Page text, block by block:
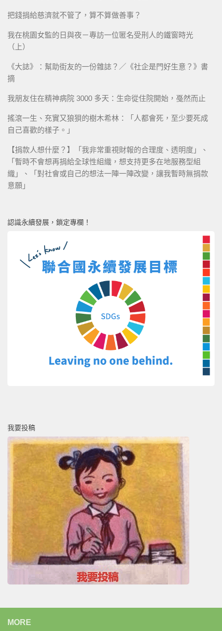
把錢捐給慈濟就不管了，算不算做善事？
我在桃園女監的日與夜－專訪一位匿名受刑人的鐵窗時光
（上）
《大誌》：幫助街友的一份雜誌？／《社企是門好生意？》書
摘
我朋友住在精神病院 3000 多天：生命從住院開始，戞然而止
搖滾一生、充實又狼狽的樹木希林：「人都會死，至少要死成
自己喜歡的樣子。」
【捐款人想什麼？】「我非常重視財報的合理度、透明度」、
「暫時不會想再捐給全球性組織，想支持更多在地服務型組
織」、「對社會或自己的想法一陣一陣改變，讓我暫時無捐款
意願」
認識永續發展，鎖定專欄！
我要投稿
MORE